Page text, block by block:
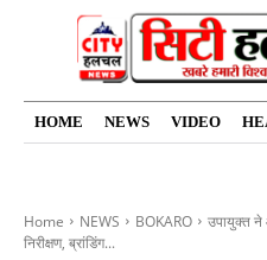
HOME NEWS VIDEO
Home NEWS BOKARO
उपायुक्त ने
निरीक्षण, ब्रांडिंग...